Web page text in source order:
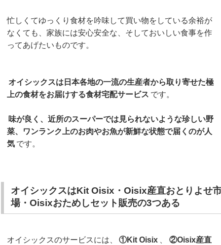
忙しくてゆっくり食材を吟味して買い物をしている余裕が
なくても、家族には安心安全な、そしておいしい食事を作
ってあげたいものです。
オイシックスは日本各地の一流の生産者から取り寄せた極
上の食材をお届けする食材宅配サービス です。
味が良く、近所のスーパーでは見られないような珍しい野
菜、ワンランク上のお肉やお魚が新鮮な状態で届くのが人
気 です。
オイシックスはKit Oisix・Oisix産直おとりよせ
場・Oisixおためしセット販売の3つある
オイシックスのサービスには、 ①Kit Oisix
②Oisix産直